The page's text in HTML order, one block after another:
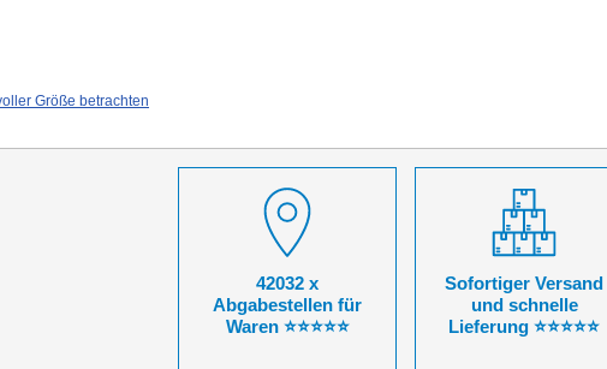
Größe betrachten
42032 x
Abgabestellen für
Waren ⭐⭐⭐⭐⭐
Sofortiger Versand
und schnelle
Lieferung ⭐⭐⭐⭐⭐